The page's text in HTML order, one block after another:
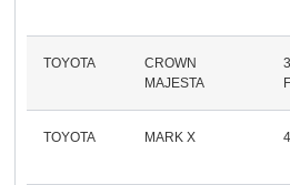
TOYOTA
CROWN
MAJESTA
TOYOTA MARK X